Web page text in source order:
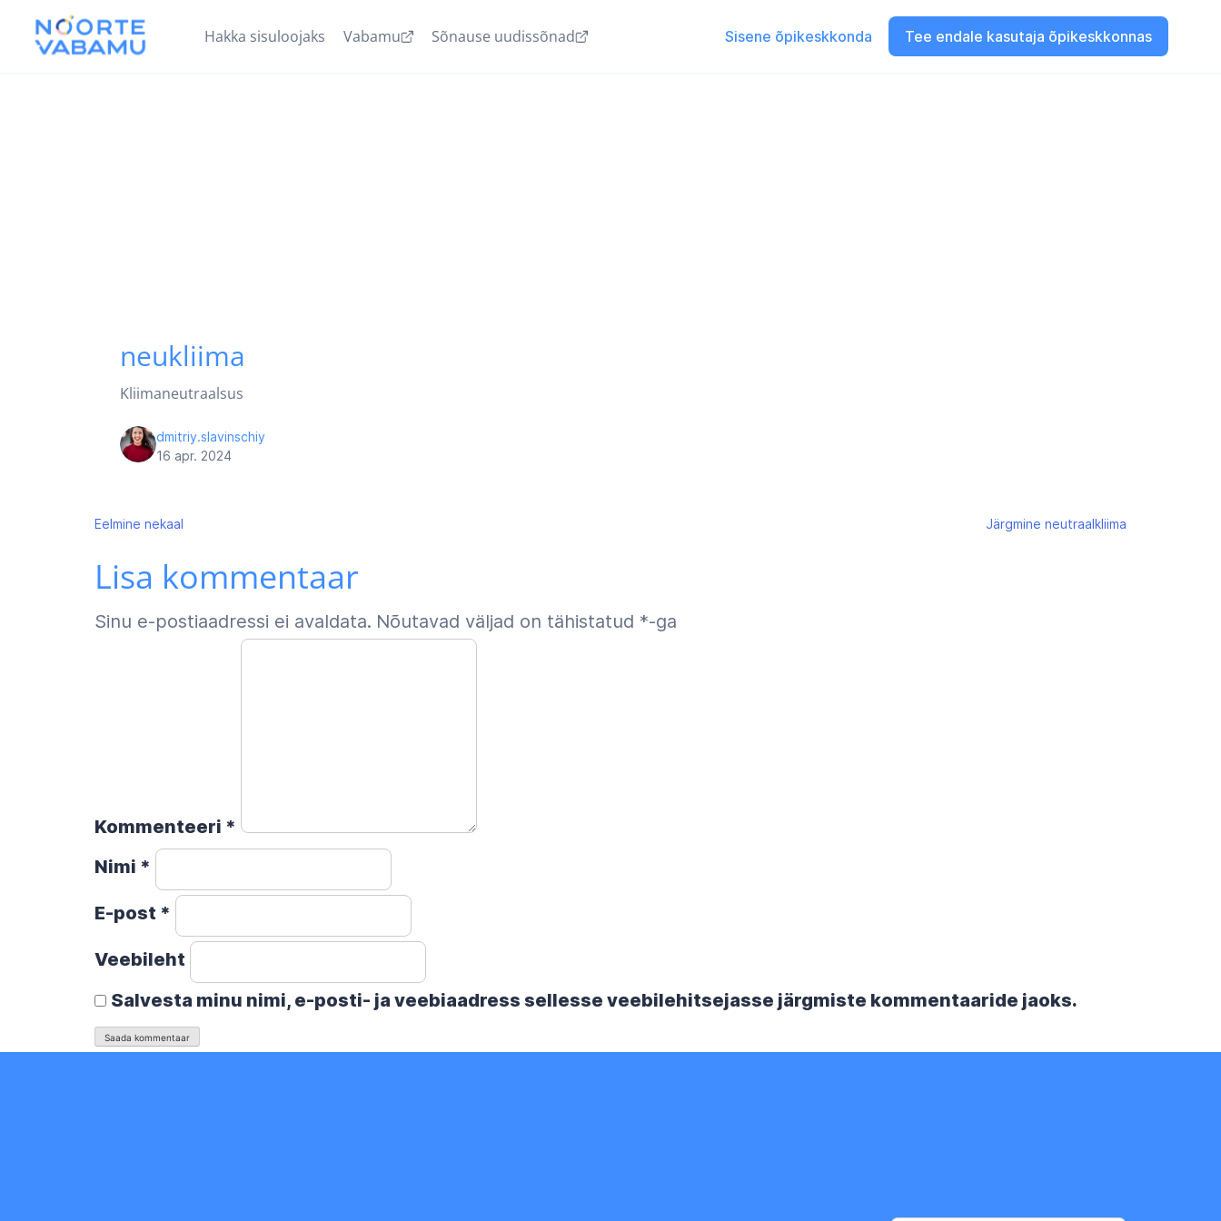
Hakka sisuloojaks Vabamu Sõnause uudissõnad Sisene õpikeskkonda Tee endale kasutaja õpikeskkonnas
neukliima
Kliimaneutraalsus
dmitriy.slavinschiy
16 apr. 2024
Navigeerimine
Eelmine nekaal Järgmine neutraalkliima
Lisa kommentaar
Sinu e-postiaadressi ei avaldata. Nõutavad väljad on tähistatud *-ga
Kommenteeri *
Nimi *
E-post *
Veebileht
Salvesta minu nimi, e-posti- ja veebiaadress sellesse veebilehitsejasse järgmiste kommentaaride jaoks.